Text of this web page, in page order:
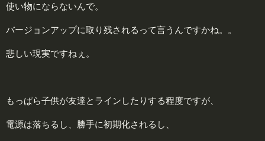
使い物にならないんで。
バージョンアップに取り残されるって言うんですかね。。
悲しい現実ですねぇ。
もっぱら子供が友達とラインしたりする程度ですが、
電源は落ちるし、勝手に初期化されるし、